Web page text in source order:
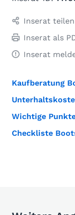
Inserat teilen
Inserat als
Inserat
Kaufberatung
Wichtige
Checkliste